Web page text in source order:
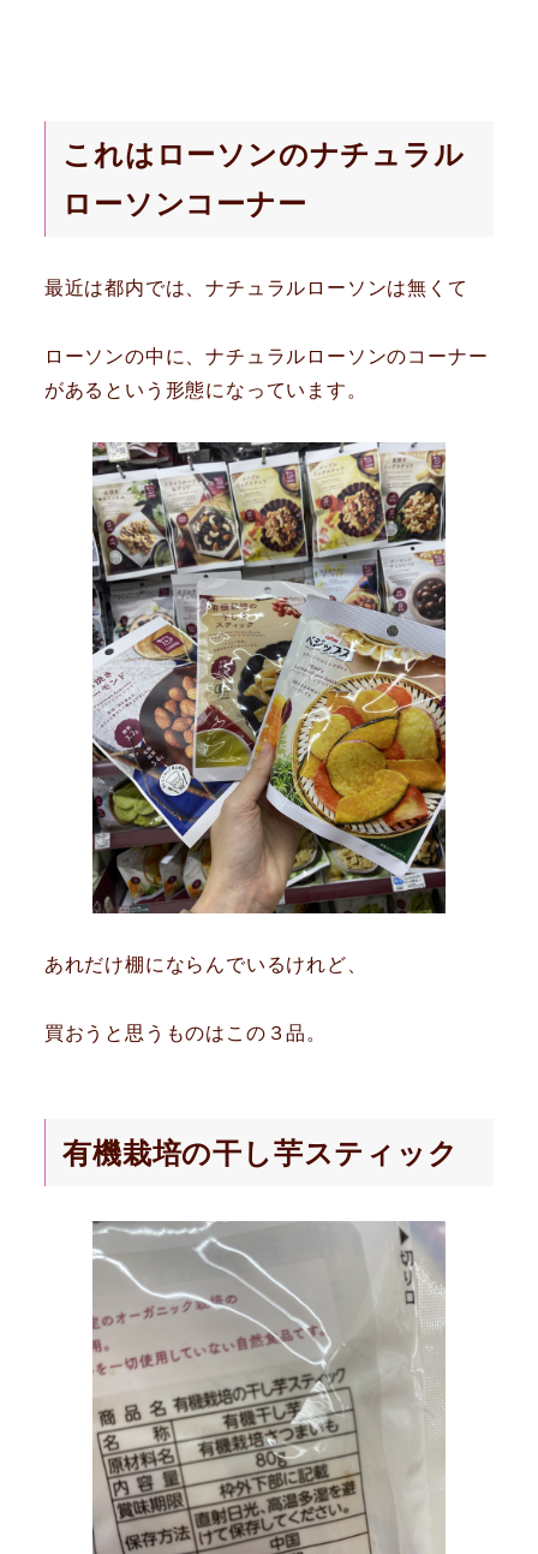
これはローソンのナチュラル
ローソンコーナー
最近は都内では、ナチュラルローソンは無くて
ローソンの中に、ナチュラルローソンのコーナー
があるという形態になっています。
あれだけ棚にならんでいるけれど、
買おうと思うものはこの３品。
有機栽培の干し芋スティック